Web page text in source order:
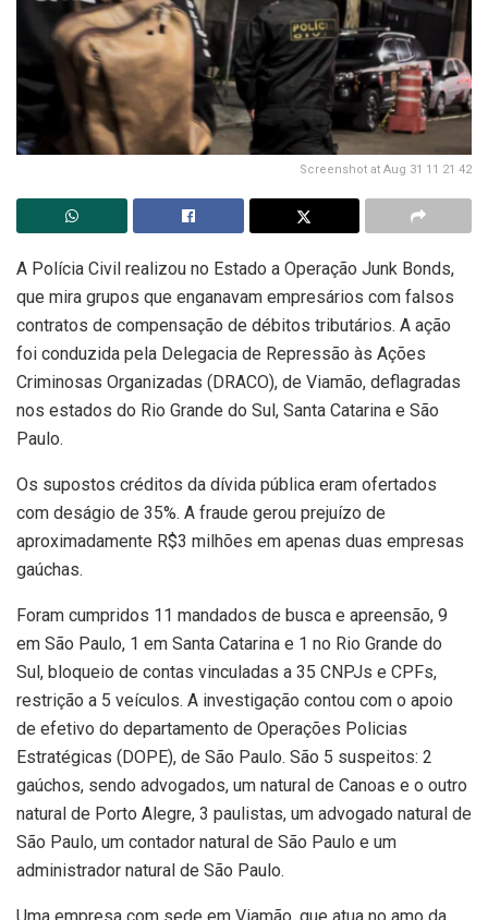
Screenshot at Aug 31 11 21 42
A Polícia Civil realizou no Estado a Operação Junk Bonds,
que mira grupos que enganavam empresários com falsos
contratos de compensação de débitos tributários. A ação
foi conduzida pela Delegacia de Repressão às Ações
Criminosas Organizadas (DRACO), de Viamão, deflagradas
nos estados do Rio Grande do Sul, Santa Catarina e São
Paulo.
Os supostos créditos da dívida pública eram ofertados
com deságio de 35%. A fraude gerou prejuízo de
aproximadamente R$3 milhões em apenas duas empresas
gaúchas.
Foram cumpridos 11 mandados de busca e apreensão, 9
em São Paulo, 1 em Santa Catarina e 1 no Rio Grande do
Sul, bloqueio de contas vinculadas a 35 CNPJs e CPFs,
restrição a 5 veículos. A investigação contou com o apoio
de efetivo do departamento de Operações Policias
Estratégicas (DOPE), de São Paulo. São 5 suspeitos: 2
gaúchos, sendo advogados, um natural de Canoas e o outro
natural de Porto Alegre, 3 paulistas, um advogado natural de
São Paulo, um contador natural de São Paulo e um
administrador natural de São Paulo.